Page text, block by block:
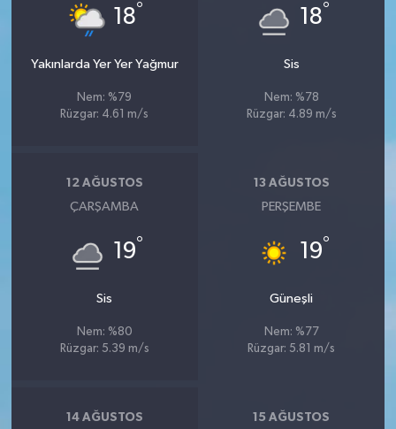
18°
Yakınlarda Yer Yer Yağmur
Nem: %79
Rüzgar: 4.61 m/s
18°
Sis
Nem: %78
Rüzgar: 4.89 m/s
12 AĞUSTOS
ÇARŞAMBA
19°
Sis
Nem: %80
Rüzgar: 5.39 m/s
13 AĞUSTOS
PERŞEMBE
19°
Güneşli
Nem: %77
Rüzgar: 5.81 m/s
14 AĞUSTOS 15 AĞUSTOS